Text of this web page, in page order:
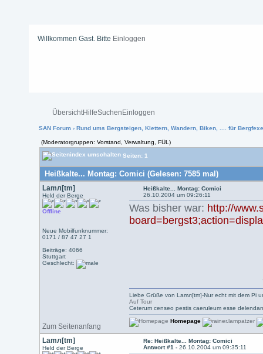
Willkommen Gast. Bitte Einloggen
ÜbersichtHilfeSuchen Einloggen
SAN Forum › Rund ums Bergsteigen, Klettern, Wandern, Biken, .... für
(Moderatorgruppen: Vorstand, Verwaltung, FÜL)
Seiten: 1
Heißkalte... Montag: Comici (Gelesen: 7585 mal)
Lamл[tm]
Held der Berge
Offline
Neue Mobilfunknummer:
0171 / 87 47 27 1
Beiträge: 4066
Stuttgart
Geschlecht:
Heißkalte... Montag: Comici
26.10.2004 um 09:26:11
Was bisher war: http://
Zum Seitenanfang
Liebe Grüße von Lamл[tm]-Nur echt mit dem Pi
Auf Tour
Ceterum censeo pestis caeruleum esse
Homepage
Lamл[tm]
Held der Berge
Re: Heißkalte... Montag: Comici
Antwort #1 -26.10.2004 um 09:35:11